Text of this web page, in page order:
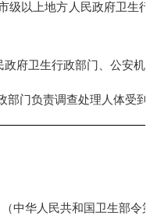
上地方人民政府卫生行
卫生行政部门、公安机关
负责调查处理人体受到
华人民共和国卫生部令第